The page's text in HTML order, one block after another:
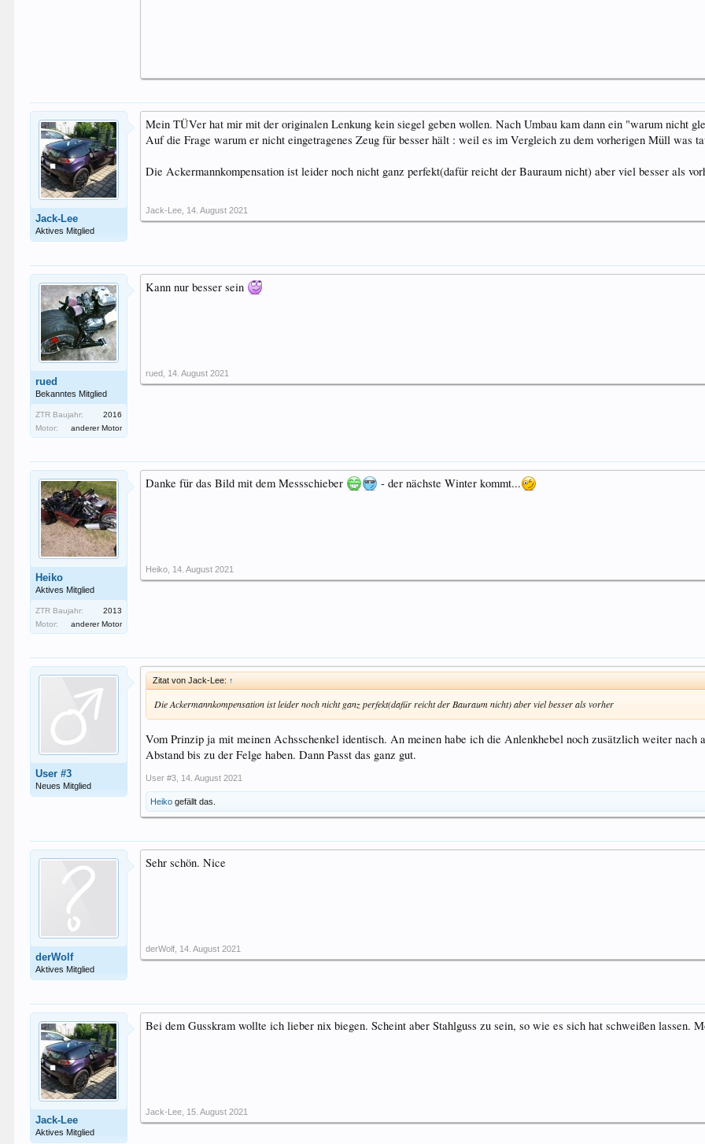
Jack-Lee
Aktives Mitglied
Mein TÜVer hat mir mit der originalen Lenkung kein siegel geben wollen. Nach Umbau kam dann ein "warum nicht
Auf die Frage warum er nicht eingetragenes Zeug für besser hält : weil es im Vergleich zu dem vorherigen Müll was
Die Ackermannkompensation ist leider noch nicht ganz perfekt(dafür reicht der Bauraum nicht) aber viel besser als
Jack-Lee 14. August 2021
rued
Bekanntes Mitglied
ZTR Baujahr:
2016
Motor:
anderer Motor
Kann nur besser sein
rued 14. August 2021
Heiko
Aktives Mitglied
ZTR Baujahr:
2013
Motor:
anderer Motor
Danke für das Bild mit dem Messschieber - der nächste Winter kommt...
Heiko 14. August 2021
User #3
Neues Mitglied
Zitat von Jack-Lee: ↑
Die Ackermannkompensation ist leider noch nicht ganz perfekt(dafür reicht der Bauraum nicht) aber viel besser als vorher
Vom Prinzip ja mit meinen Achsschenkel identisch. An meinen habe ich die Anlenkhebel noch zusätzlich weiter nach
Abstand bis zu der Felge haben. Dann Passt das ganz gut.
User #3 14. August 2021
Heiko gefällt das.
derWolf
Aktives Mitglied
Sehr schön. Nice
derWolf 14. August 2021
Jack-Lee
Aktives Mitglied
Bei dem Gusskram wollte ich lieber nix biegen. Scheint aber Stahlguss zu sein, so wie es sich hat schweißen lassen.
Jack-Lee 15. August 2021